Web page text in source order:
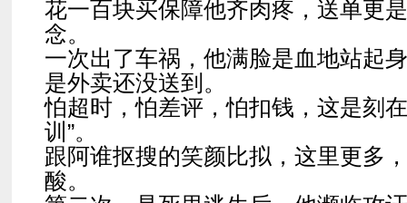
花一百块买保障他齐肉疼，送单更
念。
一次出了车祸，他满脸是血地站起
是外卖还没送到。
怕超时，怕差评，怕扣钱，这是刻
训”。
跟阿谁抠搜的笑颜比拟，这里更多
酸。